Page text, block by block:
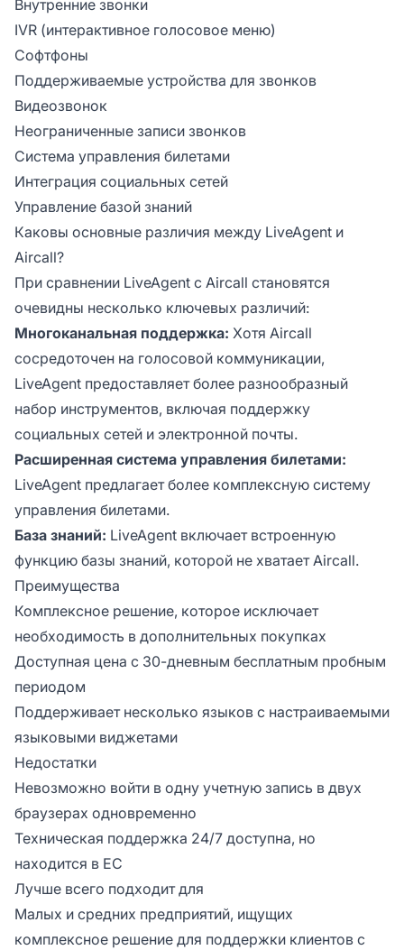
Внутренние звонки
IVR (интерактивное голосовое меню)
Софтфоны
Поддерживаемые устройства для звонков
Видеозвонок
Неограниченные записи звонков
Система управления билетами
Интеграция социальных сетей
Управление базой знаний
Каковы основные различия между LiveAgent и
Aircall?
При сравнении LiveAgent с Aircall становятся
очевидны несколько ключевых различий:
Многоканальная поддержка: Хотя Aircall
сосредоточен на голосовой коммуникации,
LiveAgent предоставляет более разнообразный
набор инструментов, включая поддержку
социальных сетей и электронной почты.
Расширенная система управления билетами:
LiveAgent предлагает более комплексную систему
управления билетами.
База знаний: LiveAgent включает встроенную
функцию базы знаний, которой не хватает Aircall.
Преимущества
Комплексное решение, которое исключает
необходимость в дополнительных покупках
Доступная цена с 30-дневным бесплатным пробным
периодом
Поддерживает несколько языков с настраиваемыми
языковыми виджетами
Недостатки
Невозможно войти в одну учетную запись в двух
браузерах одновременно
Техническая поддержка 24/7 доступна, но
находится в ЕС
Лучше всего подходит для
Малых и средних предприятий, ищущих
комплексное решение для поддержки клиентов с